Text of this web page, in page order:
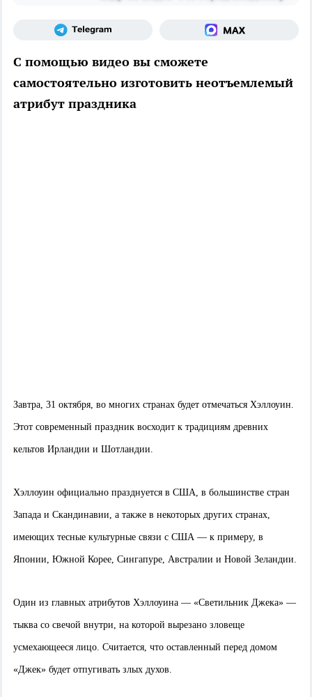
С помощью видео вы сможете
самостоятельно изготовить неотъемлемый
атрибут праздника
Завтра, 31 октября, во многих странах будет отмечаться Хэллоуин.
Этот современный праздник восходит к традициям древних
кельтов Ирландии и Шотландии.
Хэллоуин официально празднуется в США, в большинстве стран
Запада и Скандинавии, а также в некоторых других странах,
имеющих тесные культурные связи с США — к примеру, в
Японии, Южной Корее, Сингапуре, Австралии и Новой Зеландии.
Один из главных атрибутов Хэллоуина — «Светильник Джека» —
тыква со свечой внутри, на которой вырезано зловеще
усмехающееся лицо. Считается, что оставленный перед домом
«Джек» будет отпугивать злых духов.